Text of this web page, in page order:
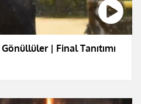
| Final Tanıtımı